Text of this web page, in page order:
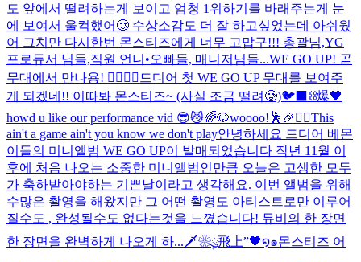
도 앞에서 떨려하는게 보이고 엄청 1위하기를 바래주는게 눈
에 보여서 울컥했어🥲 수상소감도 더 잘 하고싶었는데 아쉬웠
어 그치만 다시한번 몬스티즈에게 너무 고맙구!!! 총괄님,YG
프로듀서 님들,직원 언니•오빠들, 매니저님들...WE GO UP! 곧
무대에서 만나용! ❤️‍🔥❤️‍🔥 드디어 첫 WE GO UP 무대를 보여주
게 되겠네!! 이따봐 몬스티즈~ (사실 조금 떨려🥲)🐦‍⬛⛓️爆🖤
howd u like our performance vid 😎😼🌈🐶woooo!🕺🎉❤️‍🔥This
ain't a game ain't you know we don't play안녕하세요 드디어 베몬
이들의 미니앨범 WE GO UP이 발매되었습니다 작년 11월 이
후에 처음 나오는 소중한 미니앨범인만큼 오늘은 고생한 모두
가 축하받아야하는 기쁜날이라고 생각해요. 이번 앨범을 위해
수많은 촬영을 해왔지만 그 어떤 촬영도 아티스트로만 이루어
질수도 , 완성될수도 없다는것을 느꼈습니다! 뮤비의 한 장면
한 장면을 완벽하게 나오게 하... 🗡️❀ུ۪飛上”🖤໑๑몬스티즈 어